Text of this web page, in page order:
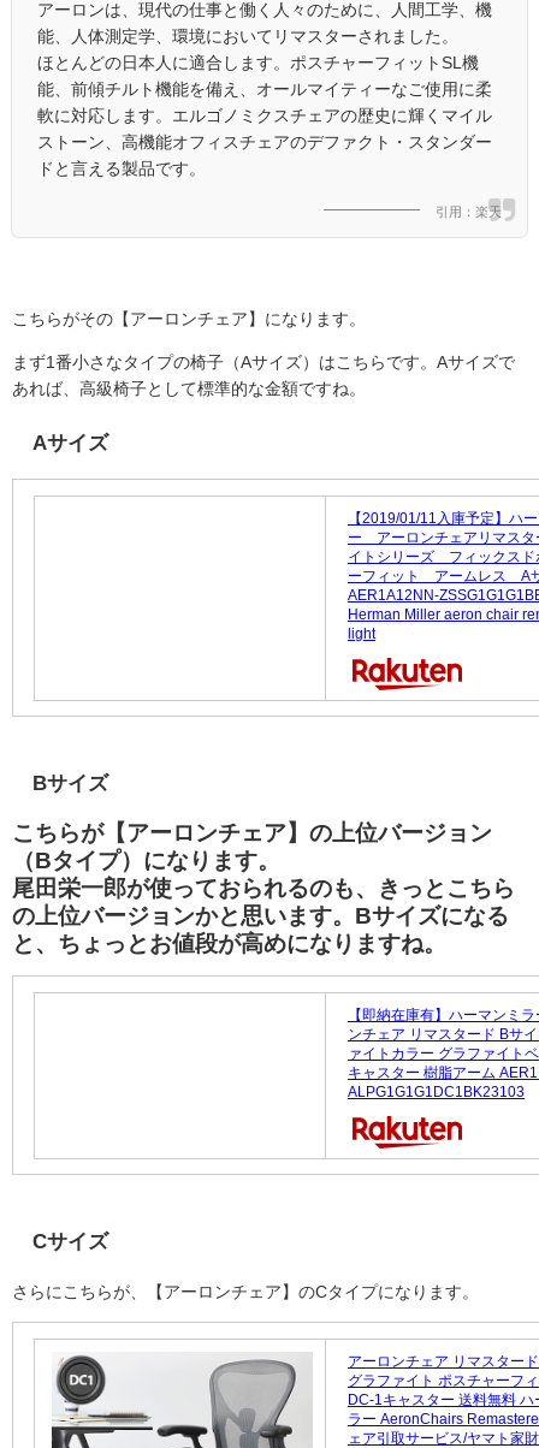
アーロンは、現代の仕事と働く人々のために、人間工学、機
能、人体測定学、環境においてリマスターされました。
ほとんどの日本人に適合します。ポスチャーフィットSL機
能、前傾チルト機能を備え、オールマイティーなご使用に柔
軟に対応します。エルゴノミクスチェアの歴史に輝くマイル
ストーン、高機能オフィスチェアのデファクト・スタンダー
ドと言える製品です。
引用：楽天
こちらがその【アーロンチェア】になります。
まず1番小さなタイプの椅子（Aサイズ）はこちらです。Aサイズで
あれば、高級椅子として標準的な金額ですね。
Aサイズ
【2019/01/11入庫予定】ハ
ー アーロンチェアリマス
イトシリーズ フィックスド
ーフィット アームレス
AER1A12NN-
Herman Miller aeron chair
light
Bサイズ
こちらが【アーロンチェア】の上位バージョン
（Bタイプ）になります。
尾田栄一郎が使っておられるのも、きっとこちら
の上位バージョンかと思います。Bサイズになる
と、ちょっとお値段が高めになりますね。
【即納在庫有】ハーマンミ
ンチェア リマスタード Bサ
ァイトカラー グラファイト
キャスター 樹脂アーム
ALPG1G1G1DC1BK23103
Cサイズ
さらにこちらが、【アーロンチェア】のCタイプになります。
アーロンチェア リマスター
グラファイト ポスチャーフ
DC-1キャスター 送料無料 ハ
ラー AeronChairs
ェア引取サービス/ヤマト家